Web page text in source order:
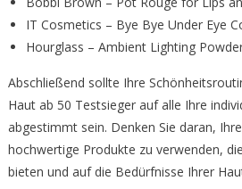
IT Cosmetics – Bye Bye Under Eye
Hourglass – Ambient Lighting
Abschließend sollte Ihre
Haut ab 50 Testsieger auf alle Ihre
abgestimmt sein. Denken Sie daran,
hochwertige Produkte zu verwenden,
bieten und auf die Bedürfnisse Ihrer